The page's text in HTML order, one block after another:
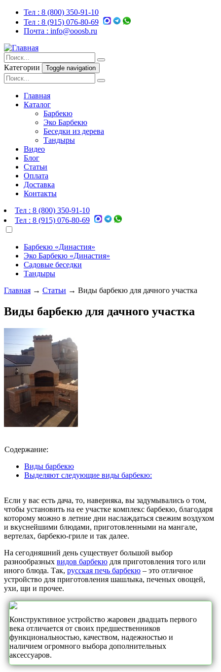
Тел : 8 (800) 350-91-10
Тел : 8 (915) 076-80-69
Почта : info@ooosb.ru
Категории Toggle navigation
Главная
Каталог
Барбекю
Эко Барбекю
Беседки из дерева
Тандыры
Видео
Блог
Статьи
Оплата
Доставка
Контакты
Тел : 8 (800) 350-91-10
Тел : 8 (915) 076-80-69
Барбекю «Династия»
Эко Барбекю «Династия»
Садовые беседки
Тандыры
Главная → Статьи → Виды барбекю для дачного участка
Виды барбекю для дачного участка
Содержание:
Виды барбекю
Выделяют следующие виды барбекю:
Если у вас есть дача, то, наверняка, вы задумывались о том,
чтобы установить на ее участке комплекс барбекю, благодаря
которому можно в летние дни наслаждаться свежим воздухом
и вкуснейшими блюдами, приготовленными на мангале,
вертелах, барбекю-гриле и так далее.
На сегодняшний день существует большой выбор
разнообразных видов барбекю для приготовления того или
иного блюда. Так, русская печь барбекю – это отличное
устройство для приготовления шашлыка, печеных овощей,
ухи, щи и прочее.
Конструктивное устройство жаровен двадцать первого
века отличается от своих предшественников
функциональностью, качеством, надежностью и
наличием огромного выбора дополнительных
аксессуаров.